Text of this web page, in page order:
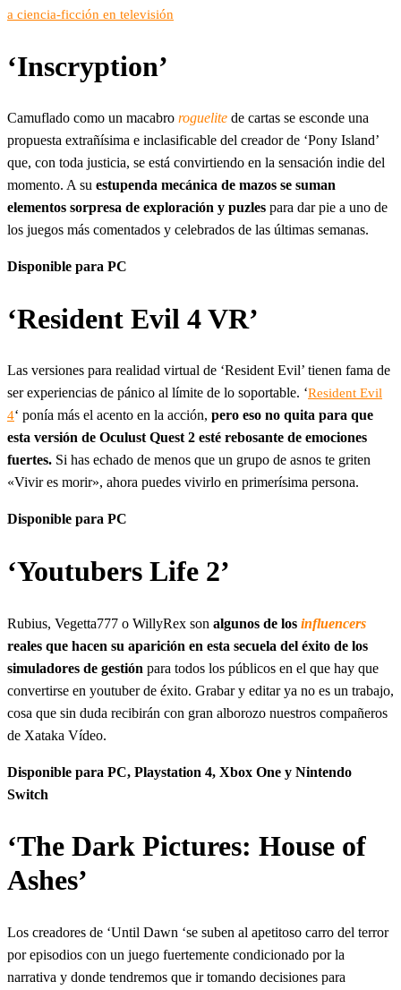
a ciencia-ficción en televisión
‘Inscryption’
Camuflado como un macabro roguelite de cartas se esconde una
propuesta extrañísima e inclasificable del creador de ‘Pony Island’
que, con toda justicia, se está convirtiendo en la sensación indie del
momento. A su estupenda mecánica de mazos se suman
elementos sorpresa de exploración y puzles para dar pie a uno de
los juegos más comentados y celebrados de las últimas semanas.
Disponible para PC
‘Resident Evil 4 VR’
Las versiones para realidad virtual de ‘Resident Evil’ tienen fama de
ser experiencias de pánico al límite de lo soportable. ‘Resident Evil
4‘ ponía más el acento en la acción, pero eso no quita para que
esta versión de Oculust Quest 2 esté rebosante de emociones
fuertes. Si has echado de menos que un grupo de asnos te griten
«Vivir es morir», ahora puedes vivirlo en primerísima persona.
Disponible para PC
‘Youtubers Life 2’
Rubius, Vegetta777 o WillyRex son algunos de los influencers
reales que hacen su aparición en esta secuela del éxito de los
simuladores de gestión para todos los públicos en el que hay que
convertirse en youtuber de éxito. Grabar y editar ya no es un trabajo,
cosa que sin duda recibirán con gran alborozo nuestros compañeros
de Xataka Vídeo.
Disponible para PC, Playstation 4, Xbox One y Nintendo
Switch
‘The Dark Pictures: House of
Ashes’
Los creadores de ‘Until Dawn ‘se suben al apetitoso carro del terror
por episodios con un juego fuertemente condicionado por la
narrativa y donde tendremos que ir tomando decisiones para